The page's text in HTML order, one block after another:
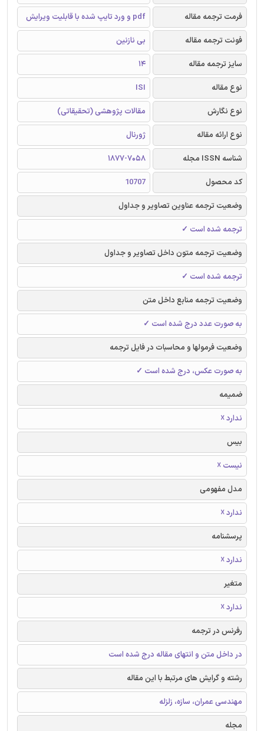
فرمت ترجمه مقاله
pdf و ورد تایپ شده با قابلیت ویرایش
فونت ترجمه مقاله
بی نازنین
سایز ترجمه مقاله
14
نوع مقاله
ISI
نوع نگارش
مقالات پژوهشی (تحقیقاتی)
نوع ارائه مقاله
ژورنال
شناسه ISSN مجله
1877-7058
کد محصول
10707
وضعیت ترجمه عناوین تصاویر و جداول
ترجمه شده است ✓
وضعیت ترجمه متون داخل تصاویر و جداول
ترجمه شده است ✓
وضعیت ترجمه منابع داخل متن
به صورت عدد درج شده است ✓
وضعیت فرمولها و محاسبات در فایل ترجمه
به صورت عکس، درج شده است ✓
ضمیمه
ندارد ☓
بیس
نیست ☓
مدل مفهومی
ندارد ☓
پرسشنامه
ندارد ☓
متغیر
ندارد ☓
رفرنس در ترجمه
در داخل متن و انتهای مقاله درج شده است
رشته و گرایش های مرتبط با این مقاله
مهندسی عمران، سازه، زلزله
مجله